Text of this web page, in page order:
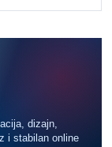
dizajn,
i stabilan online